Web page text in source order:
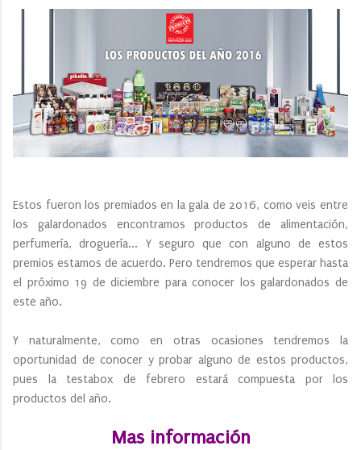
Estos fueron los premiados en la gala de 2016, como veis entre
los galardonados encontramos productos de alimentación,
perfumería, droguería... Y seguro que con alguno de estos
premios estamos de acuerdo. Pero tendremos que esperar hasta
el próximo 19 de diciembre para conocer los galardonados de
este año.
Y naturalmente, como en otras ocasiones tendremos la
oportunidad de conocer y probar alguno de estos productos,
pues la testabox de febrero estará compuesta por los
productos del año.
Mas información